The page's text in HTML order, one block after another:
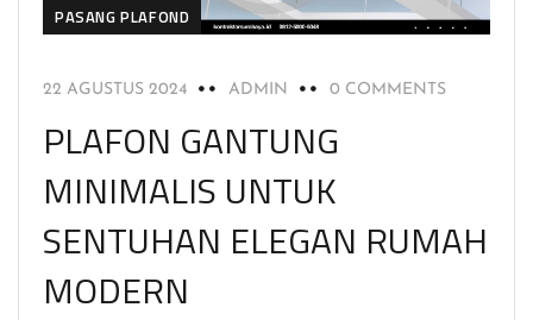
PASANG PLAFOND
22 AGUSTUS 2024 ADMIN 0 COMMENTS
PLAFON GANTUNG
MINIMALIS UNTUK
SENTUHAN ELEGAN RUMAH
MODERN